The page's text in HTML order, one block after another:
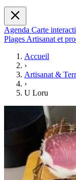
Agenda Carte
Plages Artisanat et
Accueil
›
Artisanat &
›
U Loru